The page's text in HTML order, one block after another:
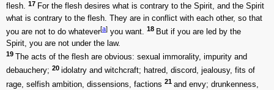
flesh. 17 For the flesh desires what is contrary to the Spirit, and the Spirit
what is contrary to the flesh. They are in conflict with each other, so that
you are not to do whatever[a] you want. 18 But if you are led by the
Spirit, you are not under the law.
19 The acts of the flesh are obvious: sexual immorality, impurity and
debauchery; 20 idolatry and witchcraft; hatred, discord, jealousy, fits of
rage, selfish ambition, dissensions, factions 21 and envy; drunkenness,